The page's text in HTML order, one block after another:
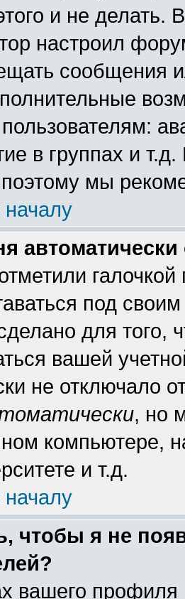
и не делать.
настроил
сообщения
в группах и
мы
началу
автоматически
галочкой
под
для того,
вашей
не отключало
, но
компьютере,
и т.д.
началу
чтобы я не
вашего